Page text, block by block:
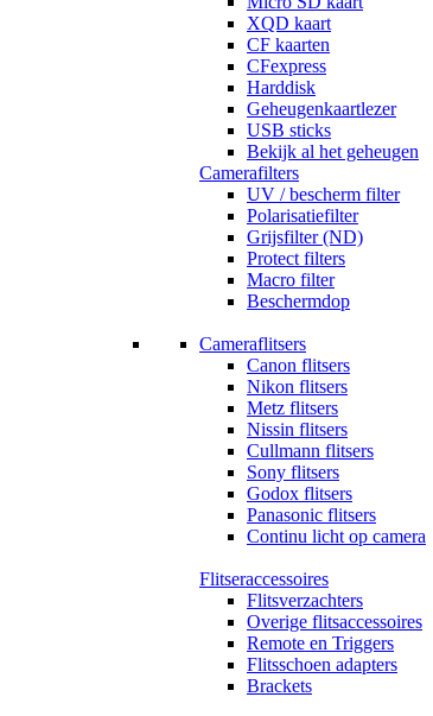
XQD kaart
CF kaarten
CFexpress
Harddisk
Geheugenkaartlezer
USB sticks
Bekijk al het geheugen
Camerafilters
UV / bescherm filter
Polarisatiefilter
Grijsfilter (ND)
Protect filters
Macro filter
Beschermdop
Cameraflitsers
Canon flitsers
Nikon flitsers
Metz flitsers
Nissin flitsers
Cullmann flitsers
Sony flitsers
Godox flitsers
Panasonic flitsers
Continu licht op camera
Flitseraccessoires
Flitsverzachters
Overige flitsaccessoires
Remote en Triggers
Flitsschoen adapters
Brackets